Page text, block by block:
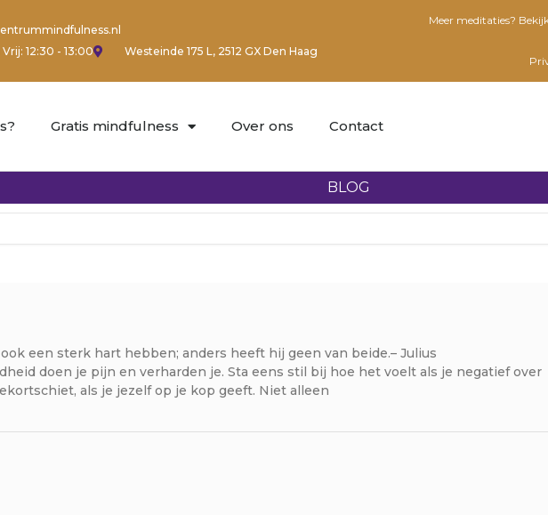
12:30 - 13:00
Westeinde 175 L, 2512 GX Den Haag
Meer meditaties?
Gratis mindfulness Over ons Contact
BLOG
een sterk hart hebben; anders heeft hij geen van beide.– Julius
doen je pijn en verharden je. Sta eens stil bij hoe het voelt als je negatief over
als je jezelf op je kop geeft. Niet alleen